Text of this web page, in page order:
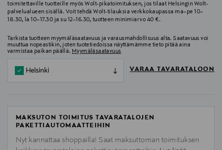
toimitettaville tuotteille myös Wolt-pikatoimituksen, jos tilaat Helsingin Wolt-
palvelualueen sisällä. Voit tehdä Wolt-tilauksia verkkokaupassa ma–pe 10–
18.30, la 10–17.30 ja su 12–16.30, tuotteen minimiarvo 40 €.
Tarkista tuotteen myymäläsaatavuus ja varausmahdollisuus alta. Saatavuus voi
muuttua nopeastikin, joten tuotetiedoissa näyttämämme tieto pitää aina
varmistaa paikan päällä. Myymäläsaatavuus
Helsinki VARAA TAVARATALOON
MAKSUTON TOIMITUS TAVARATALOJEN
PAKETTIAUTOMAATTEIHIN
Nyt kannattaa shoppailla! Saat maksuttoman toimituksen